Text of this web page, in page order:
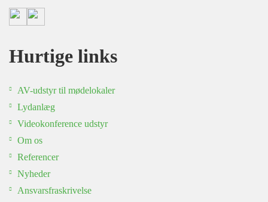
Hurtige links
AV-udstyr til mødelokaler
Lydanlæg
Videokonference udstyr
Om os
Referencer
Nyheder
Ansvarsfraskrivelse